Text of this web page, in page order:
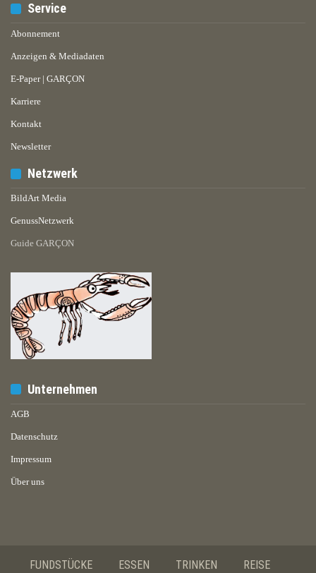
Service
Abonnement
Anzeigen & Mediadaten
E-Paper | GARÇON
Karriere
Kontakt
Newsletter
Netzwerk
BildArt Media
GenussNetzwerk
Guide GARÇON
Unternehmen
AGB
Datenschutz
Impressum
Über uns
FUNDSTÜCKE ESSEN TRINKEN REISE